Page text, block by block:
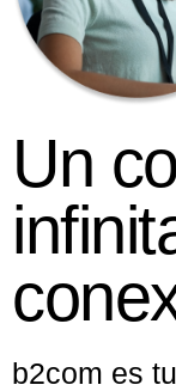
Un
b2com es